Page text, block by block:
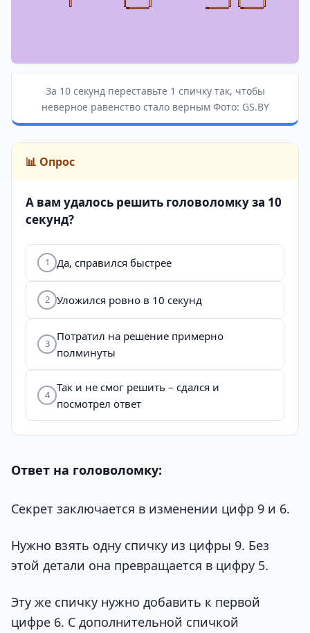
За 10 секунд переставьте 1 спичку так, чтобы
неверное равенство стало верным Фото: GS.BY
📊 Опрос
А вам удалось решить головоломку за 10
секунд?
1 Да, справился быстрее
2 Уложился ровно в 10 секунд
3
Потратил на решение примерно
полминуты
4
Так и не смог решить – сдался и
посмотрел ответ
Ответ на головоломку:
Секрет заключается в изменении цифр 9 и 6.
Нужно взять одну спичку из цифры 9. Без
этой детали она превращается в цифру 5.
Эту же спичку нужно добавить к первой
цифре 6. С дополнительной спичкой